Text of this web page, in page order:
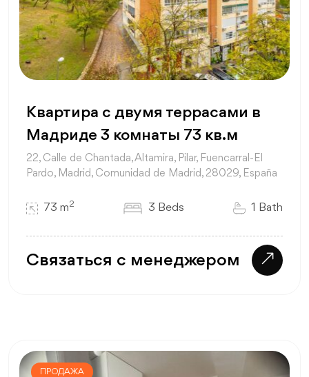
Квартира с двумя террасами в
Мадриде 3 комнаты 73 кв.м
22, Calle de Chantada, Altamira, Pilar, Fuencarral-El
Pardo, Madrid, Comunidad de Madrid, 28029, España
73 m2 3 Beds 1 Bath
Связаться с менеджером
ПРОДАЖА